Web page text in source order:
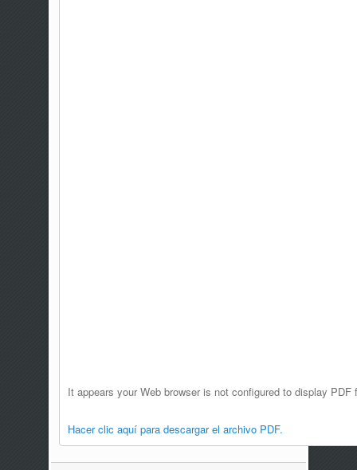
It appears your Web browser is not configured to display
Hacer clic aquí para descargar el archivo PDF.